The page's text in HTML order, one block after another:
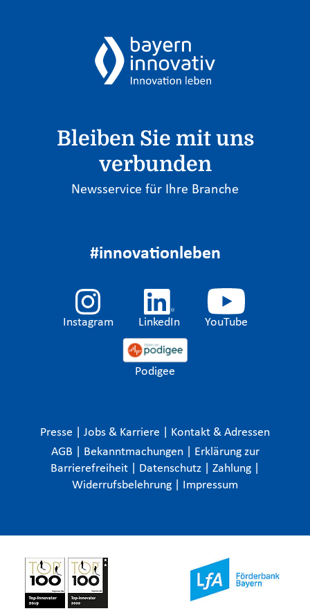
Bleiben Sie mit uns
verbunden
Newsservice für Ihre Branche
#innovationleben
Instagram LinkedIn YouTube
Podigee
Presse Jobs & Karriere
Kontakt & Adressen
AGB
Bekanntmachungen
Erklärung zur
Barrierefreiheit
Datenschutz Zahlung
Widerrufsbelehrung
Impressum